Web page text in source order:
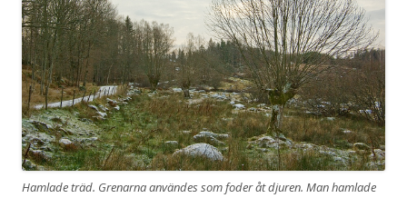
Hamlade träd. Grenarna användes som foder åt djuren. Man hamlade